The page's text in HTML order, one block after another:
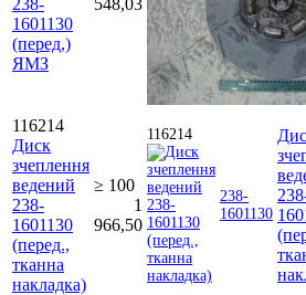
1601130
(перед,)
ЯМЗ
116214
Диск
зчеплення
ведений
238-
1601130
(перед.,
тканна
накладка)
≥ 100
1
966,50
116214
238-
1601130